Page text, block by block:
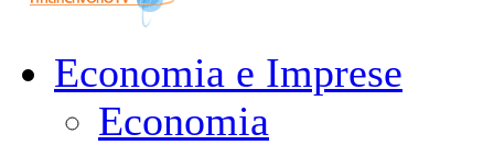
Economia e Imprese
Economia